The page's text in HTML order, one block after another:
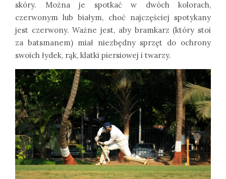
skóry. Można je spotkać w dwóch kolorach,
czerwonym lub białym, choć najczęściej spotykany
jest czerwony. Ważne jest, aby bramkarz (który stoi
za batsmanem) miał niezbędny sprzęt do ochrony
swoich łydek, rąk, klatki piersiowej i twarzy.